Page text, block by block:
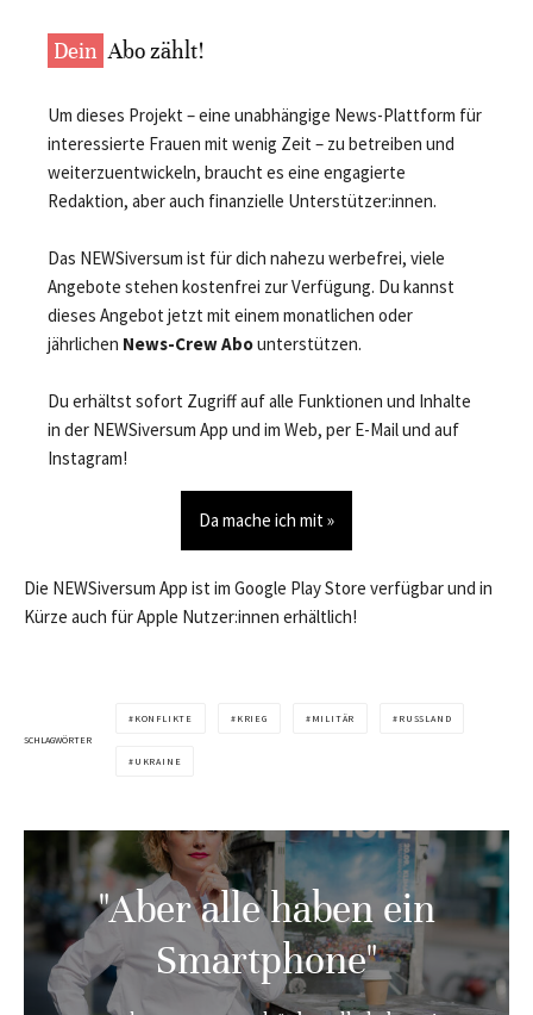
Dein Abo zählt!
Um dieses Projekt – eine unabhängige News-Plattform für
interessierte Frauen mit wenig Zeit – zu betreiben und
weiterzuentwickeln, braucht es eine engagierte
Redaktion, aber auch finanzielle Unterstützer:innen.
Das NEWSiversum ist für dich nahezu werbefrei, viele
Angebote stehen kostenfrei zur Verfügung. Du kannst
dieses Angebot jetzt mit einem monatlichen oder
jährlichen News-Crew Abounterstützen.
Du erhältst sofort Zugriff auf alle Funktionen und Inhalte
in der NEWSiversum App und im Web, per E-Mail und auf
Instagram!
Da mache ich mit »
Die NEWSiversum App ist im Google Play Store verfügbar und in
Kürze auch für Apple Nutzer:innen erhältlich!
SCHLAGWÖRTER
KONFLIKTE KRIEG MILITÄR RUSSLAND
UKRAINE
"Aber alle haben ein
Smartphone"